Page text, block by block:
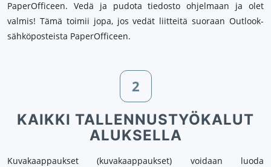
PaperOfficeen. Vedä ja pudota tiedosto ohjelmaan ja olet
valmis! Tämä toimii jopa, jos vedät liitteitä suoraan Outlook-
sähköposteista PaperOfficeen.
2
KAIKKI TALLENNUSTYÖKALUT
ALUKSELLA
Kuvakaappaukset (kuvakaappaukset) voidaan luoda